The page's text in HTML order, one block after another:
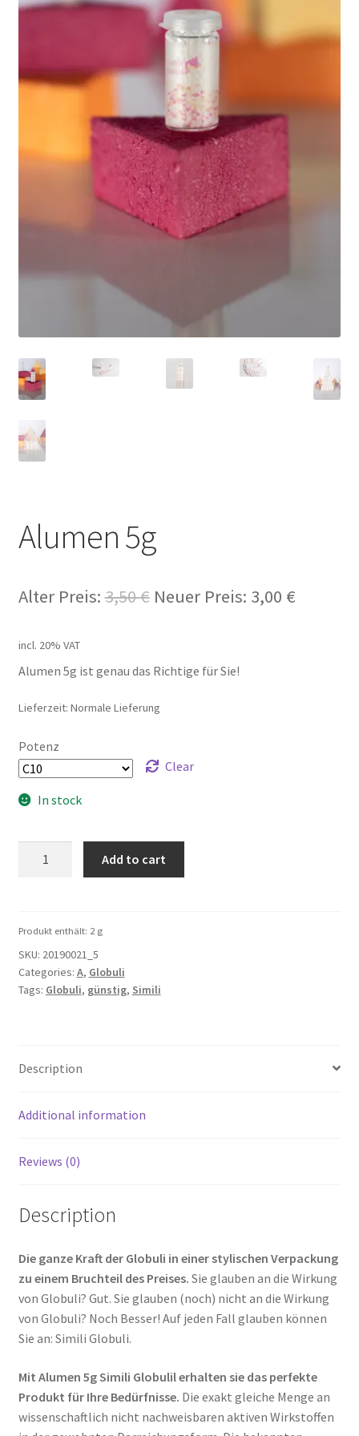
Alumen 5g
Alter Preis: 3,50€ Neuer Preis: 3,00 €
incl. 20% VAT
Alumen 5g ist genau das Richtige für Sie!
Lieferzeit: Normale Lieferung
Potenz
Clear
In stock
Add to cart
Produkt enthält: 2 g
SKU: 20190021_5
Categories: A, Globuli
Tags: Globuli, günstig, Simili
Description
Additional information
Reviews (0)
Description
Die ganze Kraft der Globuli in einer stylischen Verpackung
zu einem Bruchteil des Preises. Sie glauben an die Wirkung
von Globuli? Gut. Sie glauben (noch) nicht an die Wirkung
von Globuli? Noch Besser! Auf jeden Fall glauben können
Sie an: Simili Globuli.
Mit Alumen 5g Simili Globulil erhalten sie das perfekte
Produkt für Ihre Bedürfnisse. Die exakt gleiche Menge an
wissenschaftlich nicht nachweisbaren aktiven Wirkstoffen